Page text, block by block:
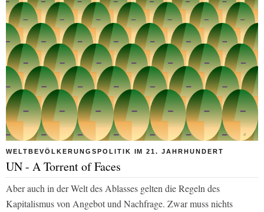
WELTBEVÖLKERUNGSPOLITIK IM 21. JAHRHUNDERT
UN - A Torrent of Faces
Aber auch in der Welt des Ablasses gelten die Regeln des
Kapitalismus von Angebot und Nachfrage. Zwar muss nichts